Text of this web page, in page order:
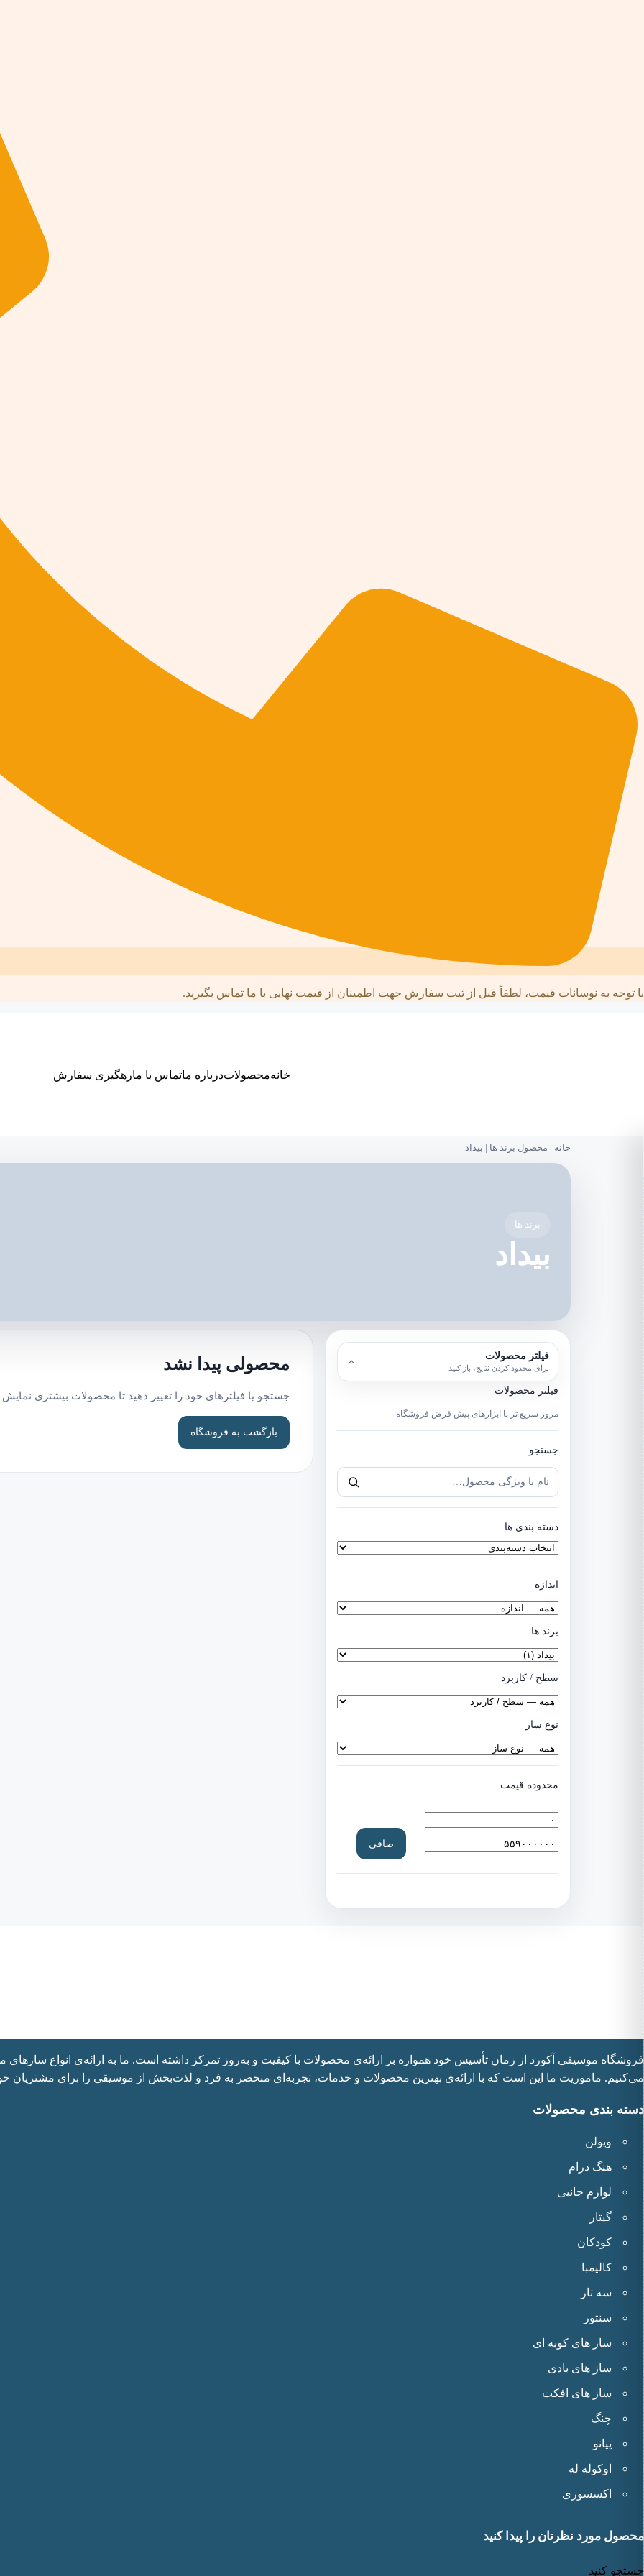
با توجه به نوسانات قیمت، لطفاً قبل از ثبت سفارش جهت اطمینان از قیمت نهایی با ما تماس بگیرید.
خانهمحصولاتدرباره ماتماس با مارهگیری سفارش
خانه | محصول برند ها | بیداد
برند ها
بیداد
فیلتر محصولات
برای محدود کردن نتایج، باز کنید
فیلتر محصولات
مرور سریع تر با ابزارهای پیش فرض فروشگاه
جستجو
جستجوی
محصول
جستجو
دسته بندی ها
اندازه
انتخاب
اندازه
برند ها
انتخاب
سطح / کاربرد
انتخاب
سطح
کاربرد
نوع ساز
انتخاب
ساز
محدوده قیمت
حداقل
قیمت
حداكثر
قيمت
صافی
محصولی پیدا نشد
جستجو یا فیلترهای خود را تغییر دهید تا محصولات بیشتری
بازگشت به فروشگاه
فروشگاه موسیقی آکورد از زمان تأسیس خود همواره بر ارائه‌ی محصولات با کیفیت و به‌روز تمرکز داشته است. ما به ارائه‌ی انواع سازهای
می‌کنیم. ماموریت ما این است که با ارائه‌ی بهترین محصولات و خدمات، تجربه‌ای منحصر به فرد و لذت‌بخش از موسیقی را برای مشتریان
دسته بندی محصولات
ویولن
هنگ درام
لوازم جانبی
گیتار
کودکان
کالیمبا
سه تار
سنتور
ساز های کوبه ای
ساز های بادی
ساز های افکت
چنگ
پیانو
اوکوله له
اکسسوری
محصول مورد نظرتان را پیدا کنید
جستجو کنید